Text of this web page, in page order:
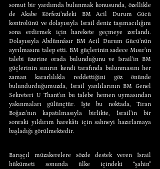
somut bir yardımda bulunmak konusunda, özellikle
de Akabe Körfezi’ndeki BM Acil Durum Gücü
kontrolünü ve dolayısıyla İsrail deniz taşımacılığını
sona erdirmek için harekete geçmeye zorlandı.
Dolayısıyla Abdünnâsır BM Acil Durum Gücü’nün
ayrılmasını talep etti. BM güçlerinin sadece Mısır’ın
talebi üzerine orada bulunduğunu ve İsrail’in BM
güçlerinin sınırın kendi tarafında bulunmasını her
zaman kararlılıkla reddettiğini göz önünde
bulundurduğumuzda, İsrail yanlılarının BM Genel
Sekreteri U Thant’ın bu talebe hemen uymasından
yakınmaları gülünçtür. İşte bu noktada, Tiran
Boğazı’nın kapatılmasıyla birlikte, İsrail’in bir
sonraki yıldırım harekâtı için sahneyi hazırlamaya
başladığı görülmektedir.
Barışçıl müzakerelere sözde destek veren İsrail
hükümeti sonunda ülke içindeki “şahin”